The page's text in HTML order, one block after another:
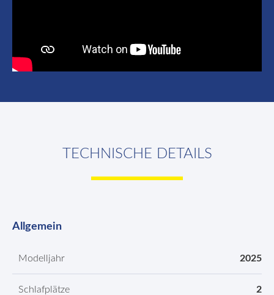
TECHNISCHE DETAILS
Allgemein
Modelljahr 2025
Schlafplätze
2